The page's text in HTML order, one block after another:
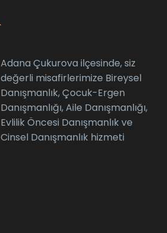
Adana Çukurova ilçesinde, siz
değerli misafirlerimize Bireysel
Danışmanlık, Çocuk-Ergen
Danışmanlığı, Aile Danışmanlığı,
Evlilik Öncesi Danışmanlık ve
Cinsel Danışmanlık hizmeti